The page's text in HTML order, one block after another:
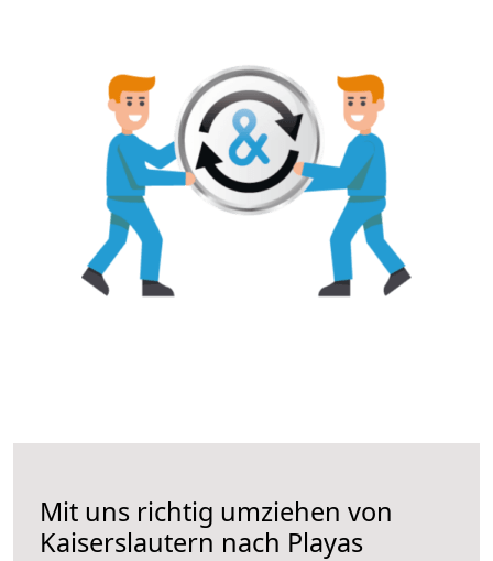
Mit uns richtig umziehen von
Kaiserslautern nach Playas